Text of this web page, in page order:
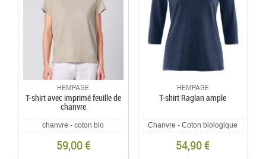
HEMPAGE
T-shirt avec imprimé feuille de
chanvre
chanvre - coton bio
59,00 €
HEMPAGE
T-shirt Raglan ample
Chanvre - Coton biologique
54,90 €